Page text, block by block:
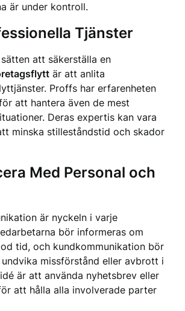
är under kontroll.
Tjänster
att säkerställa en
är att anlita
Proffs har erfarenheten
att hantera även de mest
Deras expertis kan vara
minska stilleståndstid och skador
Med Personal och
är nyckeln i varje
bör informeras om
tid, och kundkommunikation bör
missförstånd eller avbrott i
är att använda nyhetsbrev eller
att hålla alla involverade parter